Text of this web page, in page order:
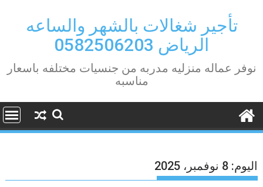
contentتأجير شغالات بالشهر والساعه
الرياض 0582506203
نوفر عماله منزليه مدربه من جنسيات مختلفه باسعار
مناسبه
اليوم:8 نوفمبر، 2025